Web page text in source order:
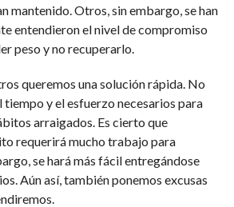
mantenido. Otros, sin embargo, se han
entendieron el nivel de compromiso
peso y no recuperarlo.
queremos una solución rápida. No
y el esfuerzo necesarios para
arraigados. Es cierto que
requerirá mucho trabajo para
se hará más fácil entregándose
Aún así, también ponemos excusas